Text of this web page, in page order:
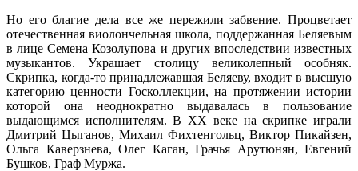
Но его благие дела все же пережили забвение. Процветает
отечественная виолончельная школа, поддержанная Беляевым
в лице Семена Козолупова и других впоследствии известных
музыкантов. Украшает столицу великолепный особняк.
Скрипка, когда-то принадлежавшая Беляеву, входит в высшую
категорию ценности Госколлекции, на протяжении истории
которой она неоднократно выдавалась в пользование
выдающимся исполнителям. В ХХ веке на скрипке играли
Дмитрий Цыганов, Михаил Фихтенгольц, Виктор Пикайзен,
Ольга Каверзнева, Олег Каган, Грачья Арутюнян, Евгений
Бушков, Граф Муржа.